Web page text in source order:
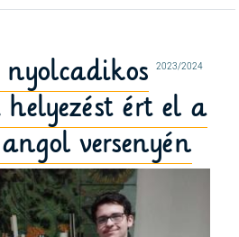
2023/2024
ért el a
versenyén